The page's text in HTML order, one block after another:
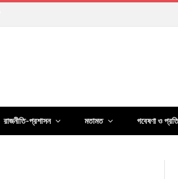
রাজনীতি-প্রশাসন মতামত গবেষণা ও